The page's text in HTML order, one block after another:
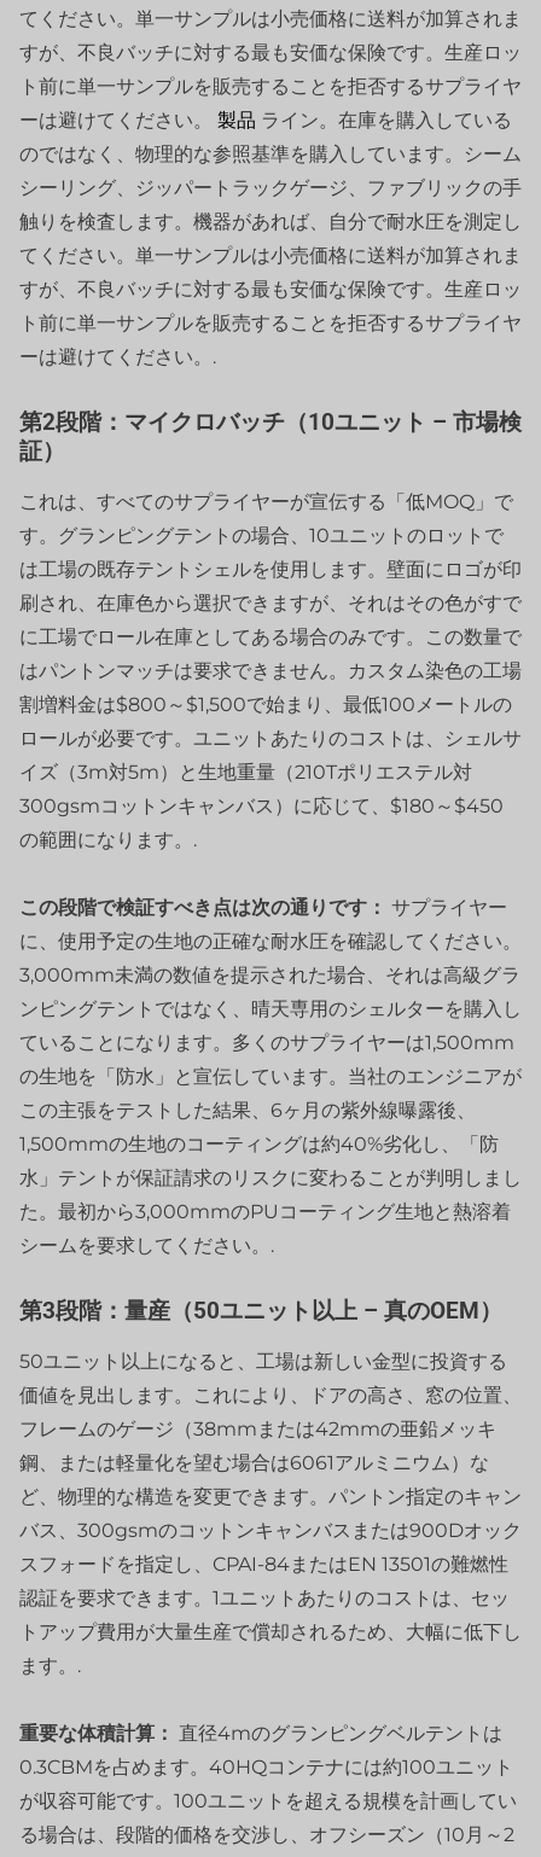
てください。単一サンプルは小売価格に送料が加算されま
すが、不良バッチに対する最も安価な保険です。生産ロッ
ト前に単一サンプルを販売することを拒否するサプライヤ
ーは避けてください。 製品 ライン。在庫を購入している
のではなく、物理的な参照基準を購入しています。シーム
シーリング、ジッパートラックゲージ、ファブリックの手
触りを検査します。機器があれば、自分で耐水圧を測定し
てください。単一サンプルは小売価格に送料が加算されま
すが、不良バッチに対する最も安価な保険です。生産ロッ
ト前に単一サンプルを販売することを拒否するサプライヤ
ーは避けてください。.
第2段階：マイクロバッチ（10ユニット – 市場検
証）
これは、すべてのサプライヤーが宣伝する「低MOQ」で
す。グランピングテントの場合、10ユニットのロットで
は工場の既存テントシェルを使用します。壁面にロゴが印
刷され、在庫色から選択できますが、それはその色がすで
に工場でロール在庫としてある場合のみです。この数量で
はパントンマッチは要求できません。カスタム染色の工場
割増料金は$800～$1,500で始まり、最低100メートルの
ロールが必要です。ユニットあたりのコストは、シェルサ
イズ（3m対5m）と生地重量（210Tポリエステル対
300gsmコットンキャンバス）に応じて、$180～$450
の範囲になります。.
この段階で検証すべき点は次の通りです： サプライヤー
に、使用予定の生地の正確な耐水圧を確認してください。
3,000mm未満の数値を提示された場合、それは高級グラ
ンピングテントではなく、晴天専用のシェルターを購入し
ていることになります。多くのサプライヤーは1,500mm
の生地を「防水」と宣伝しています。当社のエンジニアが
この主張をテストした結果、6ヶ月の紫外線曝露後、
1,500mmの生地のコーティングは約40%劣化し、「防
水」テントが保証請求のリスクに変わることが判明しまし
た。最初から3,000mmのPUコーティング生地と熱溶着
シームを要求してください。.
第3段階：量産（50ユニット以上 – 真のOEM）
50ユニット以上になると、工場は新しい金型に投資する
価値を見出します。これにより、ドアの高さ、窓の位置、
フレームのゲージ（38mmまたは42mmの亜鉛メッキ
鋼、または軽量化を望む場合は6061アルミニウム）な
ど、物理的な構造を変更できます。パントン指定のキャン
バス、300gsmのコットンキャンバスまたは900Dオック
スフォードを指定し、CPAI-84またはEN 13501の難燃性
認証を要求できます。1ユニットあたりのコストは、セッ
トアップ費用が大量生産で償却されるため、大幅に低下し
ます。.
重要な体積計算： 直径4mのグランピングベルテントは
0.3CBMを占めます。40HQコンテナには約100ユニット
が収容可能です。100ユニットを超える規模を計画してい
る場合は、段階的価格を交渉し、オフシーズン（10月～2